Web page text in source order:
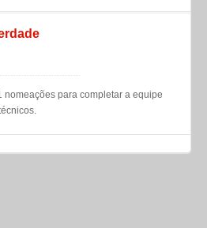
nomeações para completar a equipe